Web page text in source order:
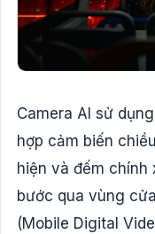
Camera AI sử
hợp cảm biến
hiện và đếm
bước qua vùng
(Mobile Digital